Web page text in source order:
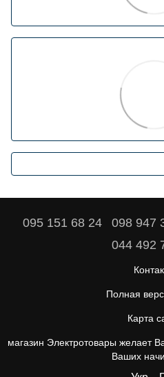
095 151 68 24 098 947
044 492
Полная
Карта
магазин Электротовары желает
Ваших